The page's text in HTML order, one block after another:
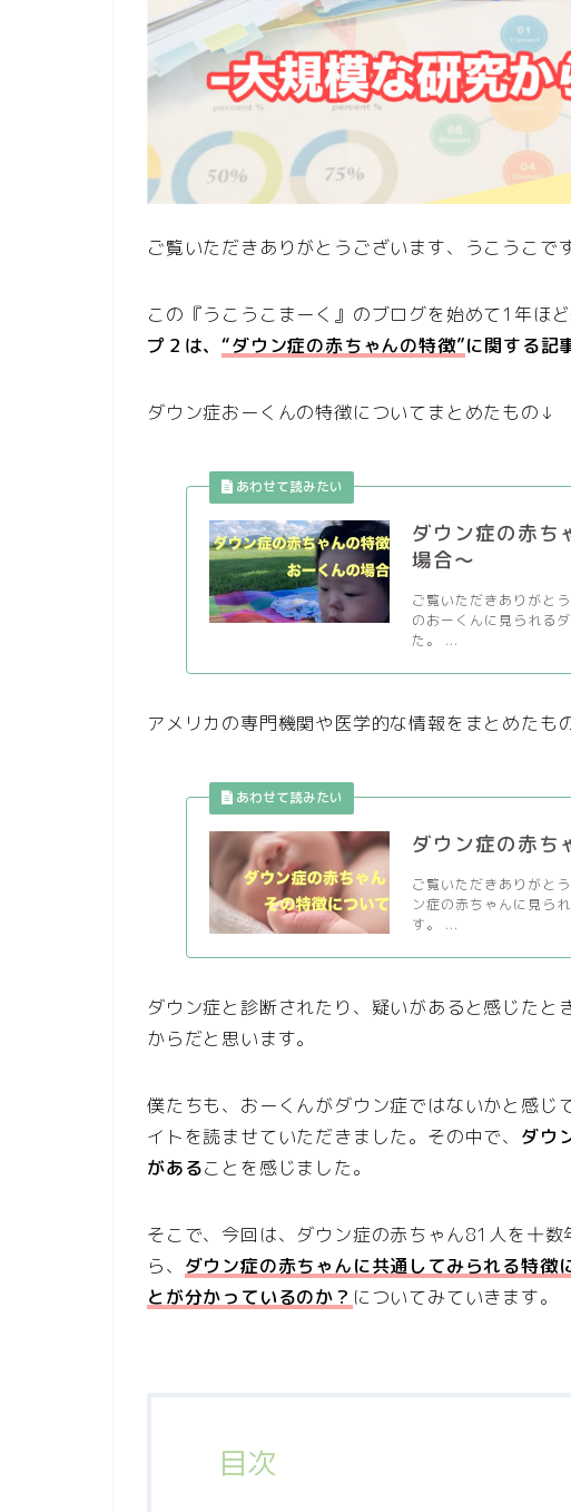
ご覧いただきありがとうございます、うこうこです
この『うこうこまーく』のブログを始めて1年ほど
プ２は、“ダウン症の赤ちゃんの特徴”に関する記
ダウン症おーくんの特徴についてまとめたもの↓
ダウン症の赤
場合〜
ご覧いただきありがと
のおーくんに見られる
た。 ...
アメリカの専門機関や医学的な情報をまとめたも
ダウン症の赤ち
ご覧いただきありがと
ン症の赤ちゃんに見ら
す。 ...
ダウン症と診断されたり、疑いがあると感じたとき
からだと思います。
僕たちも、おーくんがダウン症ではないかと感じ
イトを読ませていただきました。その中で、 ダウ
があることを感じました。
そこで、今回は、ダウン症の赤ちゃん81人を十
ら、 ダウン症の赤ちゃんに共通してみられる特徴
とが分かっているのか？ についてみていきます。
目次